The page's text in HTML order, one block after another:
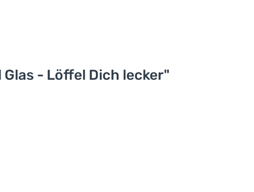
- Löffel Dich lecker"